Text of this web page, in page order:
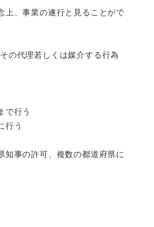
上、事業の遂行と見ることがで
の代理若しくは媒介する行為
で行う
行う
知事の許可、複数の都道府県に